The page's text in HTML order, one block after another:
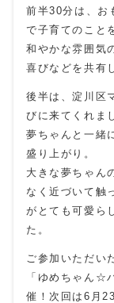
前半30分は、お
で子育てのこと
和やかな雰囲気
喜びなどを共有
後半は、淀川区
びに来てくれま
夢ちゃんと一緒
盛り上がり。
大きな夢ちゃん
なく近づいて触
がとても可愛ら
た。
ご参加いただい
「ゆめちゃん☆
催！次回は6月